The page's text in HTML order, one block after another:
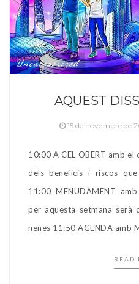
Uncategorized
AQUEST
15 de novembre de
10:00 A CEL OBERT amb
dels beneficis i riscos
11:00 MENUDAMENT
per aquesta setmana serà
nenes 11:50 AGENDA amb
READ